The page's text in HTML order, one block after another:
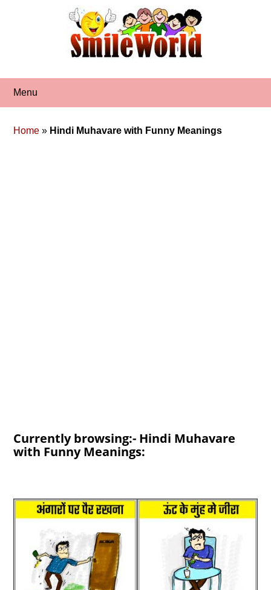
Menu
Home » Hindi Muhavare with Funny Meanings
Currently browsing:- Hindi Muhavare
with Funny Meanings: